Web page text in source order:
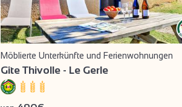
Möblierte Unterkünfte und Ferienwohnungen
Gîte Thivolle - Le Gerle